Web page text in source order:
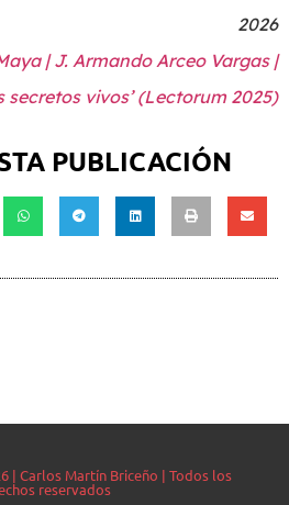
2026
| J. Armando Arceo Vargas |
secretos vivos’ (Lectorum 2025)
PUBLICACIÓN
| Carlos Martín Briceño | Todos los
reservados